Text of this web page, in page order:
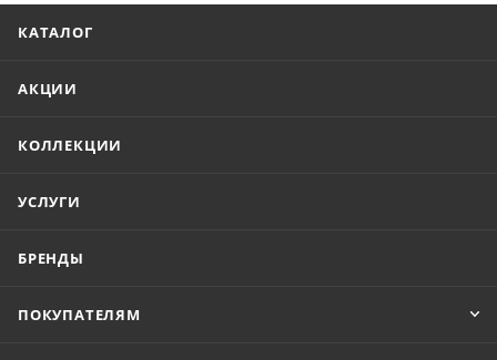
КАТАЛОГ
АКЦИИ
КОЛЛЕКЦИИ
УСЛУГИ
БРЕНДЫ
ПОКУПАТЕЛЯМ